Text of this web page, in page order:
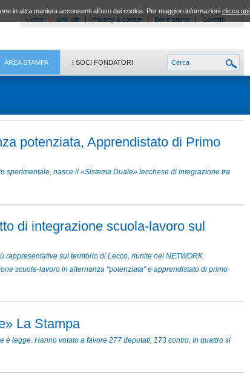
Home Link utili Privacy & cookie Dove siamo Contatti
AREA STAMPA I SOCI FONDATORI
potenziata, Apprendistato di Primo
sperimentale, nasce il «Sistema Duale» lecchese di integrazione tra
di integrazione scuola-lavoro sul
sul territorio di Lecco, riunite nel NETWORK
scuola-lavoro in alternanza "potenziata" e apprendistato di primo
La Stampa
legge. Hanno votato a favore 277 deputati, 173 contro. In quattro si
in altra maniera acconsenti all'uso dei cookie. Per maggiori informazioni clicca qui